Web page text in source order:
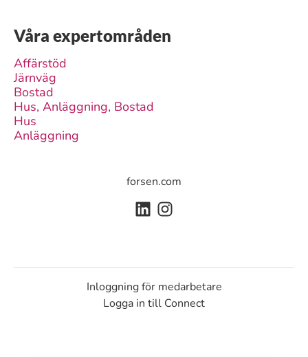
Våra expertområden
Affärstöd
Järnväg
Bostad
Hus, Anläggning, Bostad
Hus
Anläggning
forsen.com
Inloggning för medarbetare
Logga in till Connect